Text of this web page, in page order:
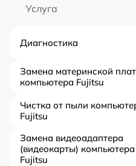
Услуга
Диагностика
Замена материнской
компьютера Fujitsu
Чистка от пыли
Fujitsu
Замена видеоадаптера
(видеокарты) компьютера
Fujitsu